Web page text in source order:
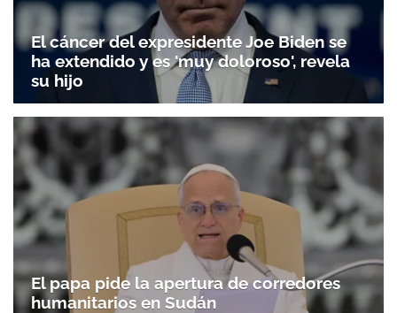
Gracias por suscribirte a nuestro boletín.
ACEPTAR
El cáncer del expresidente Joe Biden se
ha extendido y es 'muy doloroso', revela
su hijo
El papa pide la apertura de corredores
humanitarios en Sudán